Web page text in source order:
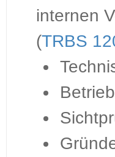
internen
(TRBS